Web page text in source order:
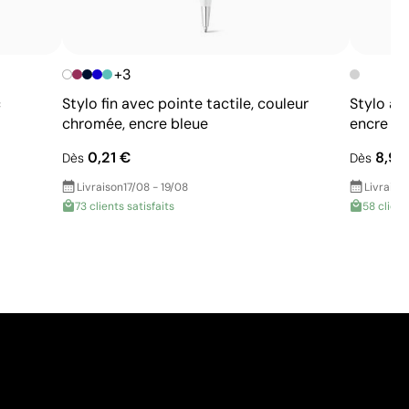
+3
Stylo fin avec pointe tactile, couleur
chromée, encre bleue
Dès 0,21 €
Livraison17/08 - 19/08
73 clients satisfaits
Stylo
encre
Dès
58